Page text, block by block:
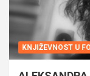
KNJIŽEVNOST U